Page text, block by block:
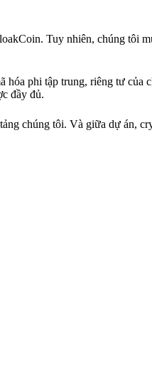
Tuy nhiên, chúng tôi
phi tập trung, riêng tư của
đầy đủ.
chúng tôi. Và giữa dự án,